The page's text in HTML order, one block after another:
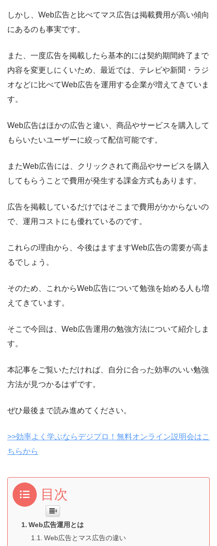
しかし、Web広告と比べてマス広告は掲載費用が高い傾向
にあるのも事実です。
また、一度広告を掲載したら基本的には契約期間終了まで
内容を変更しにくいため、最近では、テレビや新聞・ラジ
オなどに比べてWeb広告を運用する企業が増えてきていま
す。
Web広告はほかの広告と違い、商品やサービスを購入して
もらいたいユーザーに絞って配信可能です。
またWeb広告には、クリックされて商品やサービスを購入
してもらうことで費用が発生する課金方式もあります。
広告を掲載しているだけではそこまで費用がかからないの
で、運用コストにも優れているのです。
これらの理由から、今後はますますWeb広告の需要が高ま
るでしょう。
そのため、これからWeb広告について勉強を始める人も増
えてきています。
そこで今回は、Web広告運用の勉強方法について紹介しま
す。
本記事をご覧いただければ、自分に合った効率のいい勉強
方法が見つかるはずです。
ぜひ最後まで読み進めてください。
>>効率よく学ぶならデジプロ！無料オンライン説明会はこ
ちらから
目次
Web広告運用とは
Web広告とマス広告の違い